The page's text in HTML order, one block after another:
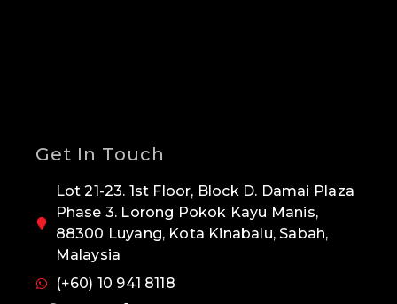
Get In Touch
Lot 21-23. 1st Floor, Block D. Damai Plaza
Phase 3. Lorong Pokok Kayu Manis,
88300 Luyang, Kota Kinabalu, Sabah,
Malaysia
(+60) 10 941 8118